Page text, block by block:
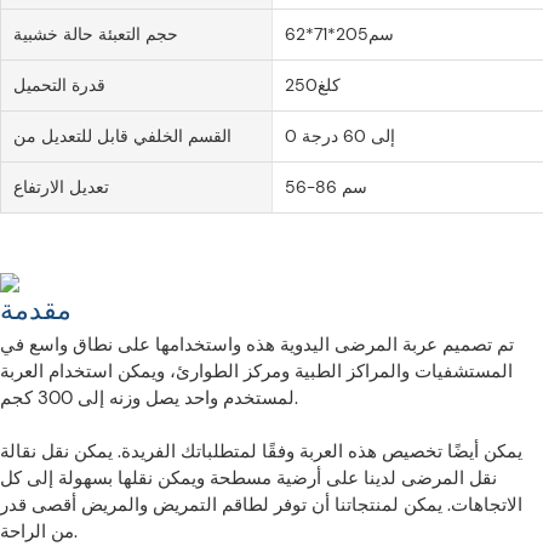
حجم التعبئة حالة خشبية سم205*71*62
قدرة التحميل كلغ250
القسم الخلفي قابل للتعديل من 0 إلى 60 درجة
تعديل الارتفاع 56-86 سم
مقدمة
تم تصميم عربة المرضى اليدوية هذه واستخدامها على نطاق واسع في
المستشفيات والمراكز الطبية ومركز الطوارئ، ويمكن استخدام العربة
لمستخدم واحد يصل وزنه إلى 300 كجم.
يمكن أيضًا تخصيص هذه العربة وفقًا لمتطلباتك الفريدة. يمكن نقل نقالة
نقل المرضى لدينا على أرضية مسطحة ويمكن نقلها بسهولة إلى كل
الاتجاهات. يمكن لمنتجاتنا أن توفر لطاقم التمريض والمريض أقصى قدر
من الراحة.